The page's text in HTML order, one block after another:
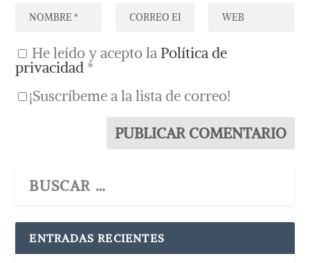
He leído y acepto laPolítica de
privacidad *
¡Suscríbeme a la lista de correo!
ENTRADAS RECIENTES